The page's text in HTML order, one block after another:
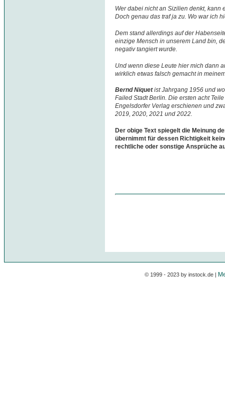
Wer dabei nicht an Sizilien denkt, kann
Doch genau das traf ja zu. Wo war ich
Dem stand allerdings auf der
einzige Mensch in unserem Land bin,
negativ tangiert wurde.
Und wenn diese Leute hier mich dann
wirklich etwas falsch gemacht in
Bernd Niquetist Jahrgang 1956 und
Failed Stadt Berlin. Die ersten acht
Engelsdorfer Verlag erschienen und
2019, 2020, 2021 und 2022.
Der obige Text spiegelt die Meinung
übernimmt für dessen Richtigkeit
rechtliche oder sonstige Ansprüche
© 1999 - 2023 by instock.de |